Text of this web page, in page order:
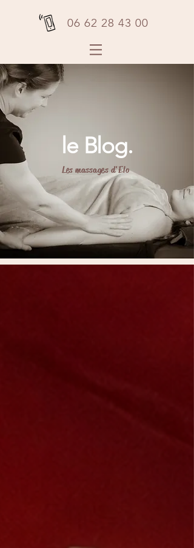
06 62 28 43 00
le Blog.
Les massages d'Elo